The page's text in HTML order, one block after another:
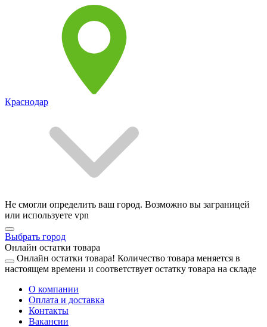
Краснодар
Не смогли определить ваш город. Возможно вы заграницей
или используете vpn
Выбрать город
Онлайн остатки товара
Онлайн остатки товара! Количество товара меняется в
настоящем времени и соответствует остатку товара на складе
О компании
Оплата и доставка
Контакты
Вакансии